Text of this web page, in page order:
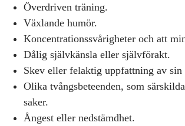
Överdriven träning.
Växlande humör.
Koncentrationssvårigheter och att
Dålig självkänsla eller självförakt.
Skev eller felaktig uppfattning av sin
Olika tvångsbeteenden, som
saker.
Ångest eller nedstämdhet.